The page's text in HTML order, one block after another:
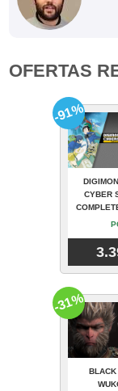
OFERTAS
CYBER
-91%
BLACK
-31%